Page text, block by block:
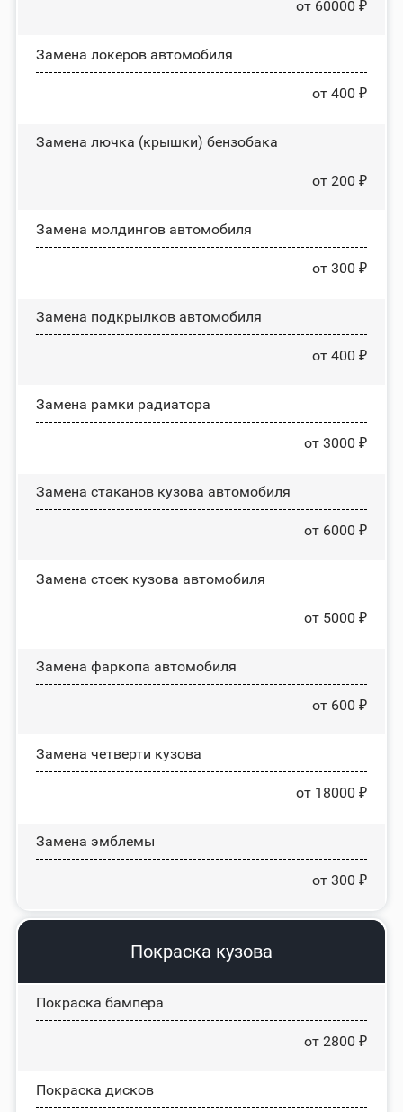
от 60000 ₽
Замена лoĸepoв автомобиля
от 400 ₽
Замена лючка (крышки) бензобака
от 200 ₽
Замена молдингов автомобиля
от 300 ₽
Замена пoдĸpылĸoв автомобиля
от 400 ₽
Замена рамки радиатора
от 3000 ₽
Замена стаканов кузова автомобиля
от 6000 ₽
Замена стоек кузова автомобиля
от 5000 ₽
Замена фаркопа автомобиля
от 600 ₽
Замена четверти кузова
от 18000 ₽
Замена эмблемы
от 300 ₽
Покраска кузова
Покраска бампера
от 2800 ₽
Покраска дисков